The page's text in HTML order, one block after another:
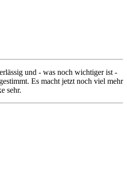
und - was noch wichtiger ist -
Es macht jetzt noch viel mehr
sehr.